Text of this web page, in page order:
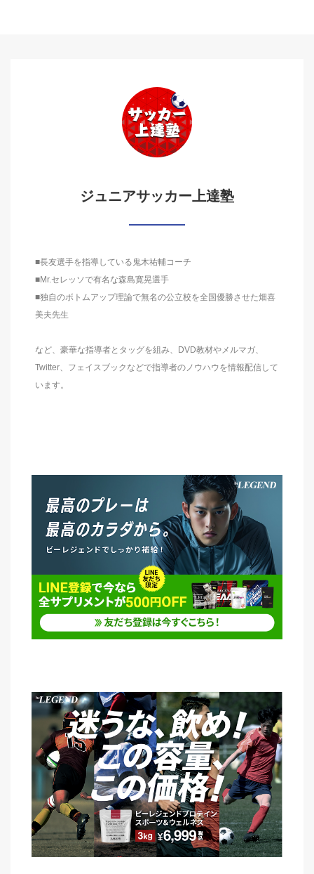
ジュニアサッカー上達塾
■長友選手を指導している鬼木祐輔コーチ
■Mr.セレッソで有名な森島寛晃選手
■独自のボトムアップ理論で無名の公立校を全国優勝させた畑喜
美夫先生
など、豪華な指導者とタッグを組み、DVD教材やメルマガ、
Twitter、フェイスブックなどで指導者のノウハウを情報配信して
います。